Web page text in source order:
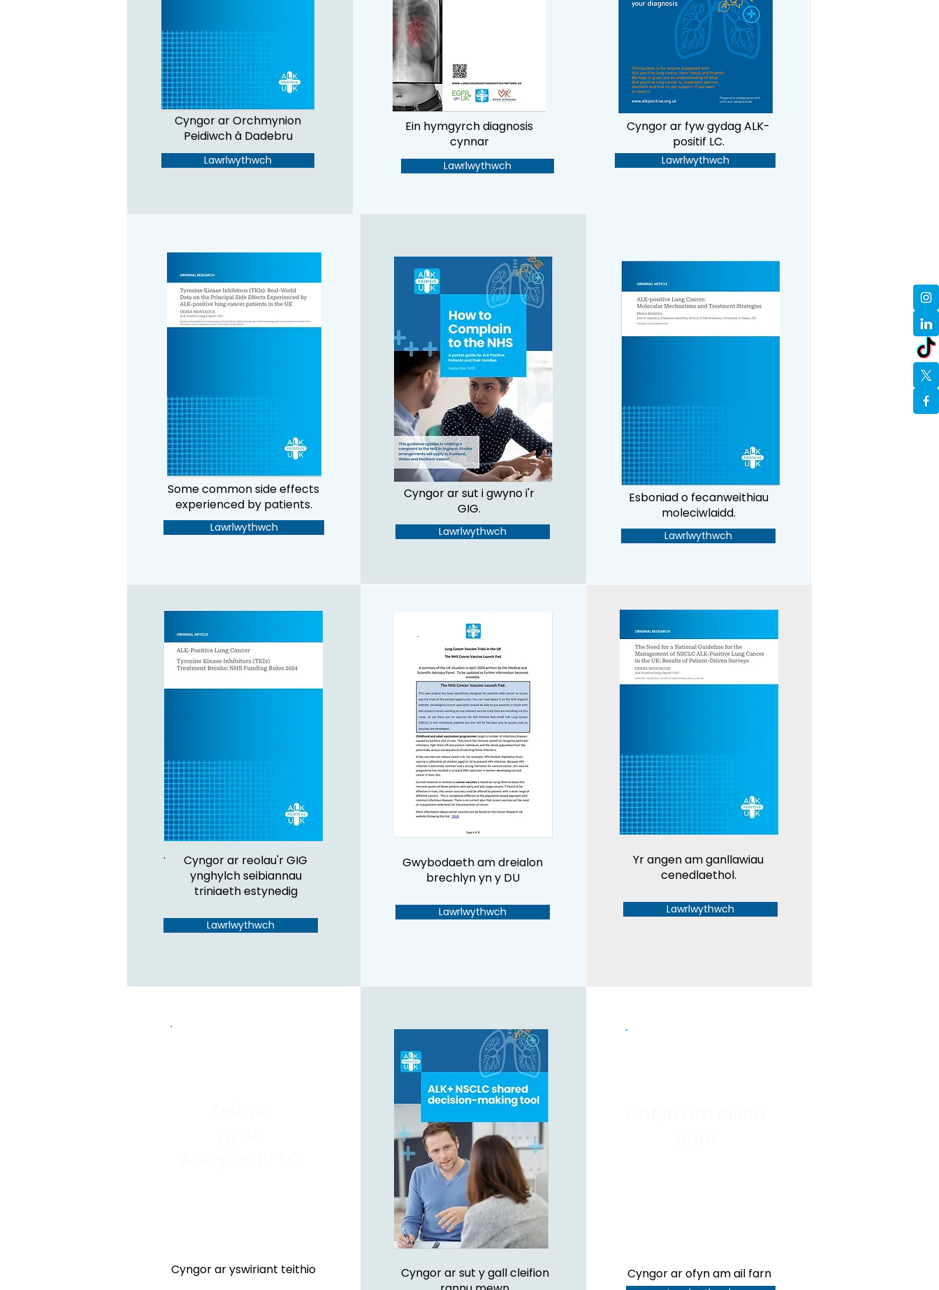
Cyngor ar Orchmynion
Peidiwch â Dadebru
Lawrlwythwch
Ein hymgyrch diagnosis
cynnar
Lawrlwythwch
Cyngor ar fyw gydag ALK-
positif LC.
Lawrlwythwch
Some common side effects
experienced by patients.
Lawrlwythwch
Cyngor ar sut i gwyno i'r
GIG.
Lawrlwythwch
Esboniad o fecanweithiau
moleciwlaidd.
Lawrlwythwch
.
Cyngor ar reolau'r GIG
ynghylch seibiannau
triniaeth estynedig
Lawrlwythwch
Gwybodaeth am dreialon
brechlyn yn y DU
Lawrlwythwch
Yr angen am ganllawiau
cenedlaethol.
Lawrlwythwch
Cyngor ar yswiriant teithio
Cyngor ar sut y gall cleifion
Cyngor ar ofyn am ail farn